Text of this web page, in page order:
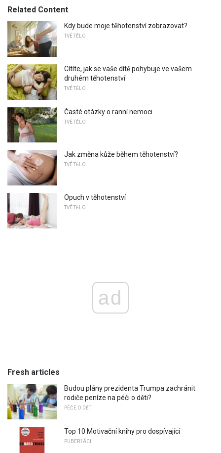
Related Content
Kdy bude moje těhotenství zobrazovat?
TVÉ TĚLO
Cítíte, jak se vaše dítě pohybuje ve vašem
druhém těhotenství
TVÉ TĚLO
Časté otázky o ranní nemoci
TVÉ TĚLO
Jak změna kůže během těhotenství?
TVÉ TĚLO
Opuch v těhotenství
TVÉ TĚLO
ad
Fresh articles
Budou plány prezidenta Trumpa zachránit
rodiče peníze na péči o děti?
PÉČE O DĚTI
Top 10 Motivační knihy pro dospívající
PUBERŤÁCI